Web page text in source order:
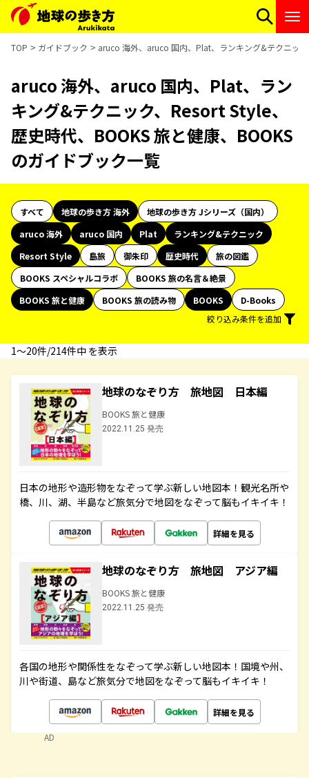
TOP ガイドブック aruco 海外、aruco 国内、Plat、ランキング&テクニッ
aruco 海外、aruco 国内、Plat、ラン
キング&テクニック、Resort Style、
歴史時代、BOOKS 旅と健康、BOOKS
のガイドブック一覧
すべて 地球の歩き方 海外
地球の歩き方 Jシリーズ（国内）
aruco 海外
aruco 国内 Plat
ランキング&テクニック
Resort Style
島旅 御朱印 歴史時代
旅の図鑑
BOOKS スペシャルコラボ
BOOKS 旅の名言＆絶景
BOOKS 旅と健康
BOOKS 旅の読み物 BOOKS
D-Books
絞り込み条件を追加
1〜20件/214件中 を表示
地球のなぞり方 旅地図 日本編
BOOKS 旅と健康
2022.11.25 発売
日本の地形や造形物をなぞって学ぶ新しい地図本！観光名所や
橋、川、湖、半島など旅気分で地図をなぞって脳もイキイキ！
詳細を見る
地球のなぞり方 旅地図 アジア編
BOOKS 旅と健康
2022.11.25 発売
各国の地形や関係性をなぞって学ぶ新しい地図本！国境や州、
川や街道、島など旅気分で地図をなぞって脳もイキイキ！
詳細を見る
AD